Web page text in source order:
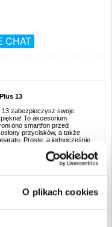
O plikach cookies
CHAT
13
13 zabezpieczysz swoje
To akcesorium
ono smartfon przed
przycisków, a także
Proste, a jednocześnie
oryginalnej perfekcji i